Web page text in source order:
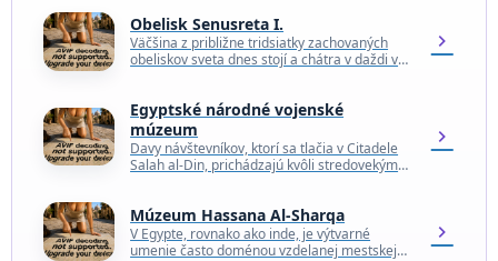
Obelisk Senusreta I.
Väčšina z približne tridsiatky zachovaných
obeliskov sveta dnes stojí a chátra v daždi v
chevron_right
Egyptské národné vojenské
múzeum
Davy návštevníkov, ktorí sa tlačia v Citadele
Salah al-Din, prichádzajú kvôli stredovekým
Máloktorý turista…
chevron_right
Múzeum Hassana Al-Sharqa
V Egypte, rovnako ako inde, je výtvarné
umenie často doménou vzdelanej mestskej
chevron_right